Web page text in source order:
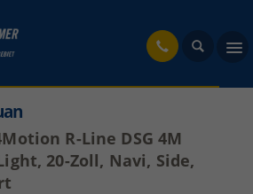
R-Line DSG 4M
20-Zoll, Navi, Side,